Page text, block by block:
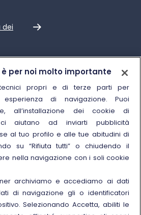
dei
per noi molto importante
tecnici propri e di terze parti per
di navigazione. Puoi
all’installazione dei cookie di
aiutano ad inviarti pubblicità
al tuo profilo e alle tue abitudini di
su “Rifiuta tutti” o chiudendo il
nella navigazione con i soli cookie
archiviamo e accediamo ai dati
di navigazione gli o identificatori
Selezionando Accetta, abiliti le